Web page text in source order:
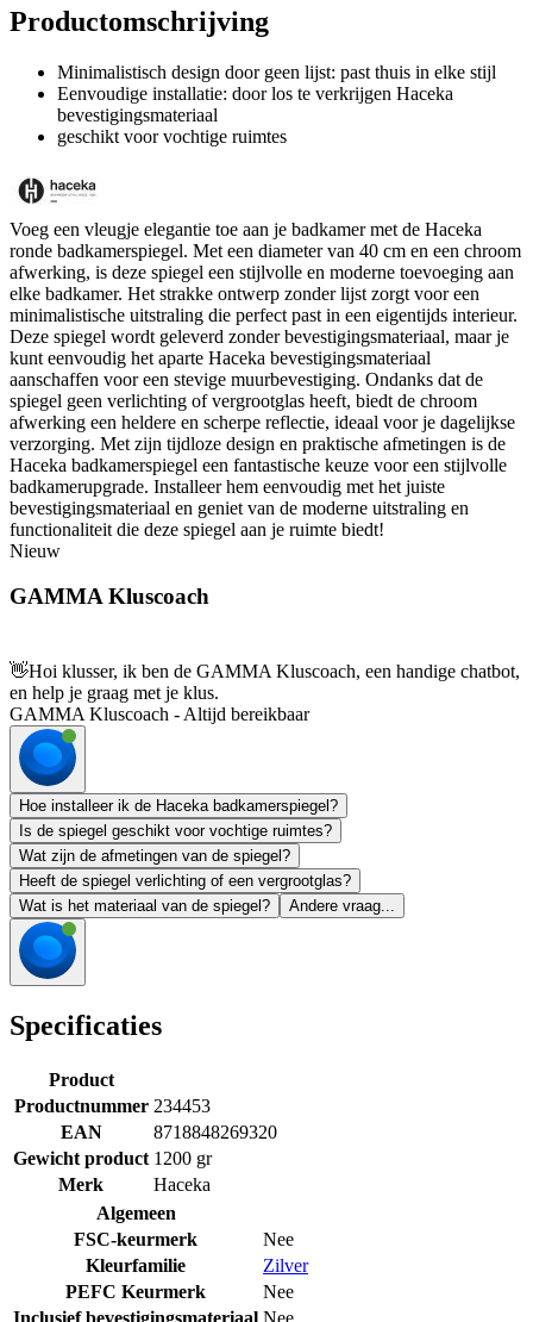
Productomschrijving
Minimalistisch design door geen lijst: past thuis in elke stijl
Eenvoudige installatie: door los te verkrijgen Haceka
bevestigingsmateriaal
geschikt voor vochtige ruimtes
Voeg een vleugje elegantie toe aan je badkamer met de Haceka
ronde badkamerspiegel. Met een diameter van 40 cm en een chroom
afwerking, is deze spiegel een stijlvolle en moderne toevoeging aan
elke badkamer. Het strakke ontwerp zonder lijst zorgt voor een
minimalistische uitstraling die perfect past in een eigentijds interieur.
Deze spiegel wordt geleverd zonder bevestigingsmateriaal, maar je
kunt eenvoudig het aparte Haceka bevestigingsmateriaal
aanschaffen voor een stevige muurbevestiging. Ondanks dat de
spiegel geen verlichting of vergrootglas heeft, biedt de chroom
afwerking een heldere en scherpe reflectie, ideaal voor je dagelijkse
verzorging. Met zijn tijdloze design en praktische afmetingen is de
Haceka badkamerspiegel een fantastische keuze voor een stijlvolle
badkamerupgrade. Installeer hem eenvoudig met het juiste
bevestigingsmateriaal en geniet van de moderne uitstraling en
functionaliteit die deze spiegel aan je ruimte biedt!
Nieuw
GAMMA Kluscoach
👋Hoi klusser, ik ben de GAMMA Kluscoach, een handige chatbot,
en help je graag met je klus.
GAMMA Kluscoach - Altijd bereikbaar
Hoe installeer ik de Haceka badkamerspiegel?
Is de spiegel geschikt voor vochtige ruimtes?
Wat zijn de afmetingen van de spiegel?
Heeft de spiegel verlichting of een vergrootglas?
Wat is het materiaal van de spiegel?
Andere vraag...
Specificaties
Product
Productnummer 234453
EAN
8718848269320
Gewicht product 1200 gr
Merk
Haceka
Algemeen
FSC-keurmerk
Nee
Kleurfamilie
Zilver
PEFC Keurmerk
Nee
Inclusief bevestigingsmateriaal Nee